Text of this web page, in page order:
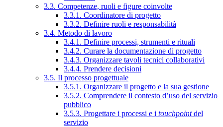
3.3. Competenze, ruoli e figure coinvolte
3.3.1. Coordinatore di progetto
3.3.2. Definire ruoli e responsabilità
3.4. Metodo di lavoro
3.4.1. Definire processi, strumenti e rituali
3.4.2. Curare la documentazione di progetto
3.4.3. Organizzare tavoli tecnici collaborativi
3.4.4. Prendere decisioni
3.5. Il processo progettuale
3.5.1. Organizzare il progetto e la sua gestione
3.5.2. Comprendere il contesto d’uso del servizio
pubblico
3.5.3. Progettare i processi e i touchpointdel
servizio